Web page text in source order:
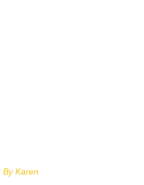
By Karen